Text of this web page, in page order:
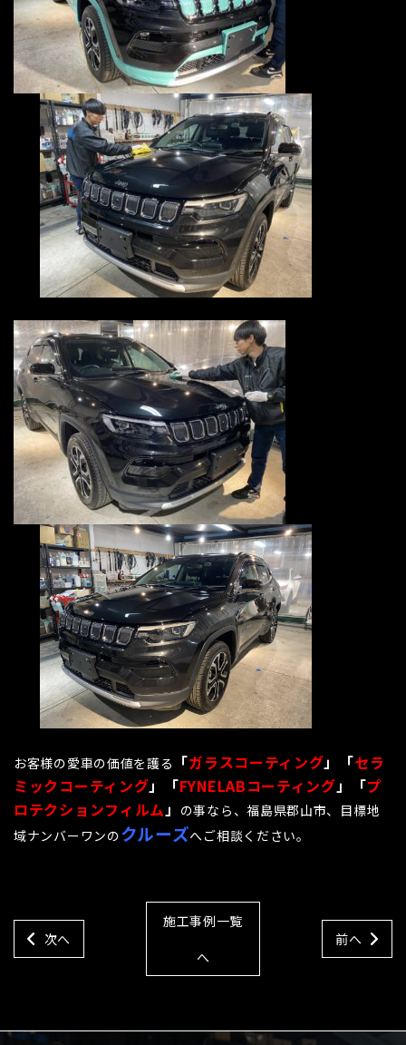
お客様の愛車の価値を護る 「ガラスコーティング」「セラ
ミックコーティング」「FYNELABコーティング」「プ
ロテクションフィルム」 の事なら、福島県郡山市、目標地
域ナンバーワンのクルーズへご相談ください。
次へ
施工事例一覧
へ
前へ